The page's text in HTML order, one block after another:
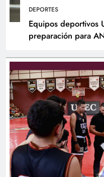
DEPORTES
Equipos deportivos
preparación para